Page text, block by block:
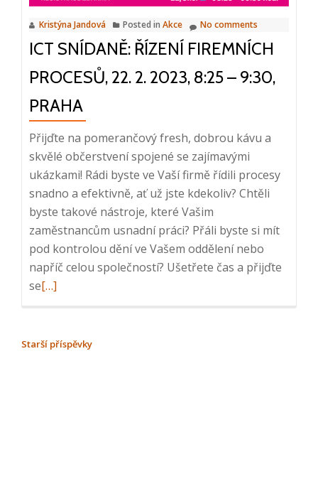
roce
2023
Kristýna Jandová Posted in Akce No comments
ICT SNÍDANĚ: ŘÍZENÍ FIREMNÍCH
PROCESŮ, 22. 2. 2023, 8:25 – 9:30,
PRAHA
Přijďte na pomerančový fresh, dobrou kávu a
skvělé občerstvení spojené se zajímavými
ukázkami! Rádi byste ve Vaší firmě řídili procesy
snadno a efektivně, ať už jste kdekoliv? Chtěli
byste takové nástroje, které Vašim
zaměstnancům usnadní práci? Přáli byste si mít
pod kontrolou dění ve Vašem oddělení nebo
napříč celou společností? Ušetřete čas a přijďte
seRead
ICT
[…]
NAVIGACE
Starší příspěvky